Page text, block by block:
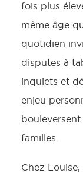
fois plus
même âge
quotidien
disputes à
inquiets et
enjeu
familles.
Chez